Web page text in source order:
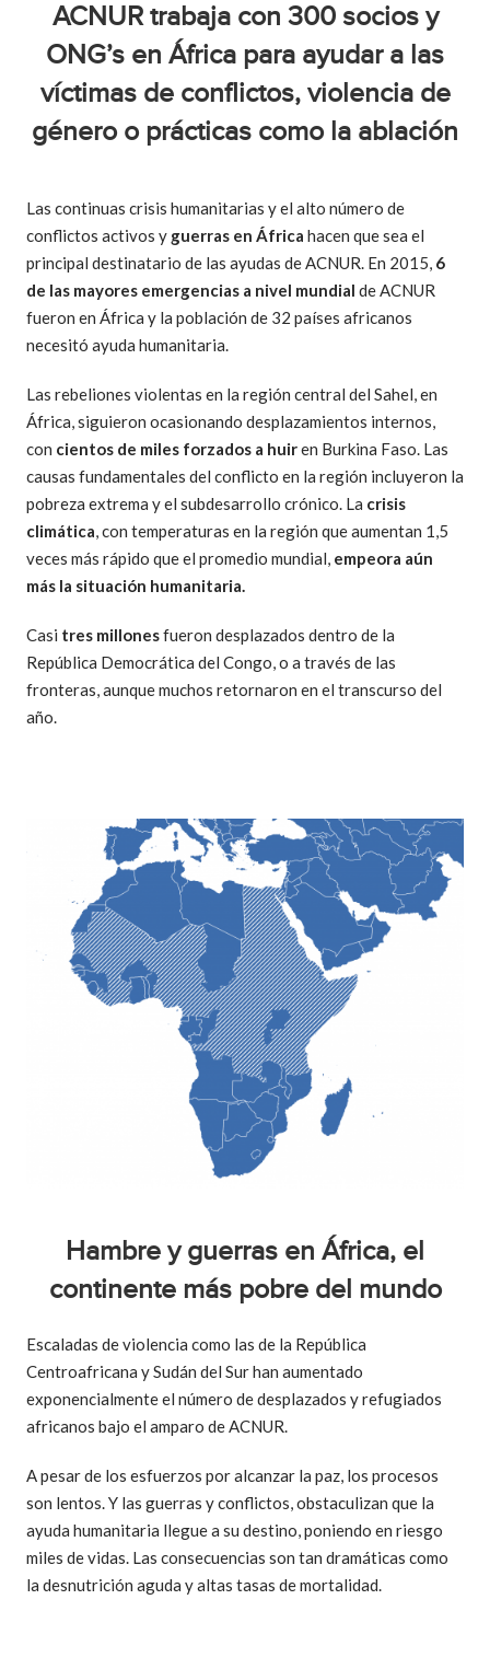
ACNUR trabaja con 300 socios y
ONG’s en África para ayudar a las
víctimas de conflictos, violencia de
género o prácticas como la ablación
Las continuas crisis humanitarias y el alto número de
conflictos activos y guerras en África hacen que sea el
principal destinatario de las ayudas de ACNUR. En 2015, 6
de las mayores emergencias a nivel mundial de ACNUR
fueron en África y la población de 32 países africanos
necesitó ayuda humanitaria.
Las rebeliones violentas en la región central del Sahel, en
África, siguieron ocasionando desplazamientos internos,
con cientos de miles forzados a huiren Burkina Faso. Las
causas fundamentales del conflicto en la región incluyeron la
pobreza extrema y el subdesarrollo crónico. La crisis
climática, con temperaturas en la región que aumentan 1,5
veces más rápido que el promedio mundial, empeora aún
más la situación humanitaria.
Casi tres millonesfueron desplazados dentro de la
República Democrática del Congo, o a través de las
fronteras, aunque muchos retornaron en el transcurso del
año.
Hambre y guerras en África, el
continente más pobre del mundo
Escaladas de violencia como las de la República
Centroafricana y Sudán del Sur han aumentado
exponencialmente el número de desplazados y refugiados
africanos bajo el amparo de ACNUR.
A pesar de los esfuerzos por alcanzar la paz, los procesos
son lentos. Y las guerras y conflictos, obstaculizan que la
ayuda humanitaria llegue a su destino, poniendo en riesgo
miles de vidas. Las consecuencias son tan dramáticas como
la desnutrición aguda y altas tasas de mortalidad.